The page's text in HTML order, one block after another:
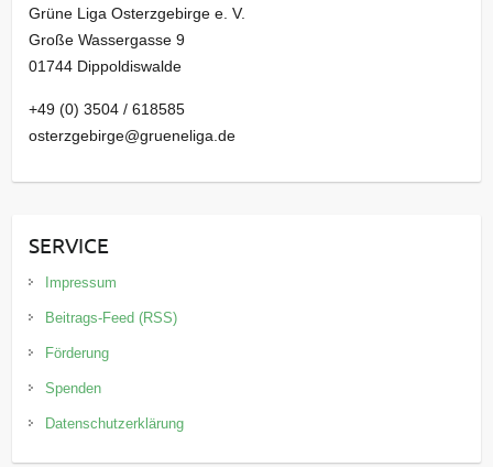
Grüne Liga Osterzgebirge e. V.
Große Wassergasse 9
01744 Dippoldiswalde
+49 (0) 3504 / 618585
osterzgebirge@grueneliga.de
SERVICE
Impressum
Beitrags-Feed (RSS)
Förderung
Spenden
Datenschutzerklärung